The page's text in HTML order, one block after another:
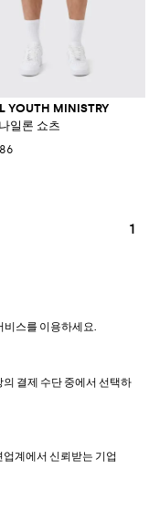
YOUTH MINISTRY
일론 쇼츠
1
비스를 이용하세요.
결제 수단 중에서 선택하
계에서 신뢰받는 기업